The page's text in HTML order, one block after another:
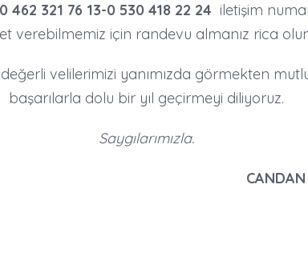
0 462 321 76 13-0 530 418 22 24 iletişim
verebilmemiz için randevu almanız rica
velilerimizi yanımızda görmekten
başarılarla dolu bir yıl geçirmeyi diliyoruz.
Saygılarımızla.